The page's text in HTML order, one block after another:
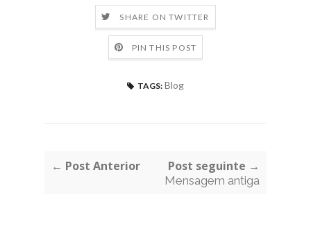
SHARE ON TWITTER
PIN THIS POST
TAGS: Blog
← Post Anterior Post seguinte →
Mensagem antiga